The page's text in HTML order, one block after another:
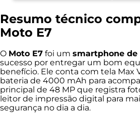
Resumo técnico
Moto E7
O Moto E7 foi um smartphone de
sucesso por entregar um bom
benefício. Ele conta com tela Max
bateria de 4000 mAh para
principal de 48 MP que registra
leitor de impressão digital para
segurança no dia a dia.